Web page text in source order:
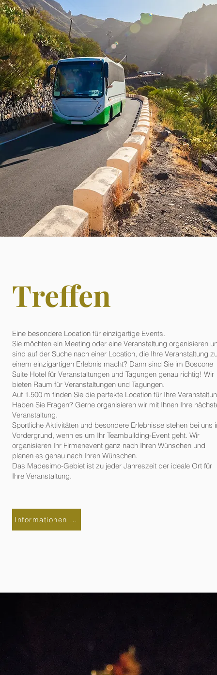
Treffen
Eine besondere Location für einzigartige Events.
Sie möchten ein Meeting oder eine Veranstaltung organisieren
sind auf der Suche nach einer Location, die Ihre Veranstaltung
einem einzigartigen Erlebnis macht? Dann sind Sie im Boscone
Suite Hotel für Veranstaltungen und Tagungen genau richtig! Wir
bieten Raum für Veranstaltungen und Tagungen.
Auf 1.500 m finden Sie die perfekte Location für Ihre
Haben Sie Fragen? Gerne organisieren wir mit Ihnen Ihre
Veranstaltung.
Sportliche Aktivitäten und besondere Erlebnisse stehen bei uns
Vordergrund, wenn es um Ihr Teambuilding-Event geht. Wir
organisieren Ihr Firmenevent ganz nach Ihren Wünschen und
planen es genau nach Ihren Wünschen.
Das Madesimo-Gebiet ist zu jeder Jahreszeit der ideale Ort für
Ihre Veranstaltung.
Informationen anfordern